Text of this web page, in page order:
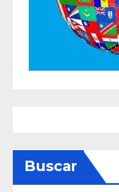
Buscar